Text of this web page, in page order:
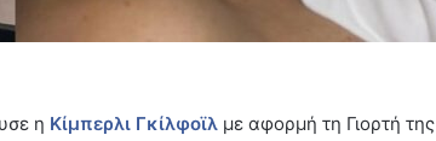
η Κίμπερλι Γκίλφοϊλ με αφορμή τη Γιορτή της